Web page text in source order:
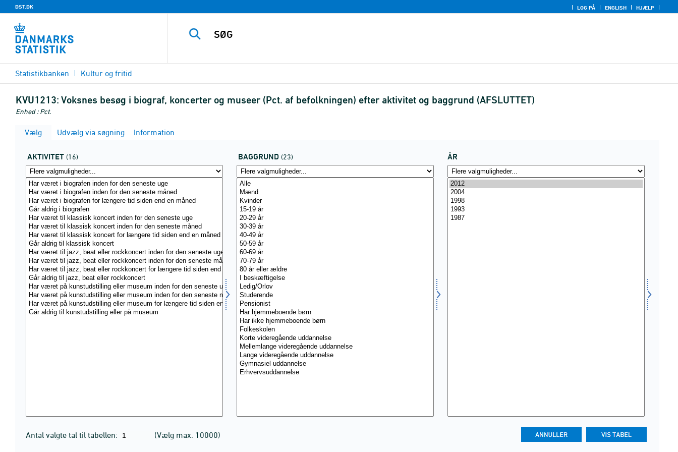
DST.DK LOG PÅ ENGLISH HJÆLP
Statistikbanken Kultur og fritid
KVU1213: Voksnes besøg i biograf, koncerter og museer (Pct. af befolkningen) efter aktivitet og baggrund (AFSLUTTET)
Enhed : Pct.
Vælg Udvælg via søgning Information
AKTIVITET (16) BAGGRUND (23) ÅR
Antal valgte tal til tabellen: (Vælg max. 10000)